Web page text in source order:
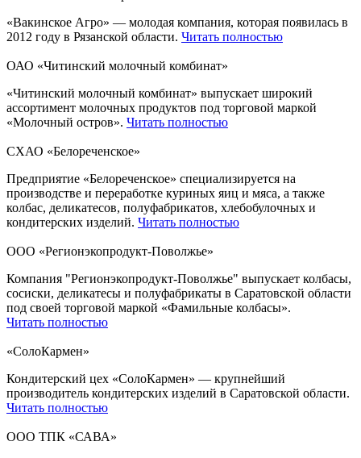
«Вакинское Агро» — молодая компания, которая появилась в
2012 году в Рязанской области. Читать полностью
ОАО «Читинский молочный комбинат»
«Читинский молочный комбинат» выпускает широкий
ассортимент молочных продуктов под торговой маркой
«Молочный остров». Читать полностью
СХАО «Белореченское»
Предприятие «Белореченское» специализируется на
производстве и переработке куриных яиц и мяса, а также
колбас, деликатесов, полуфабрикатов, хлебобулочных и
кондитерских изделий. Читать полностью
ООО «Регионэкопродукт-Поволжье»
Компания "Регионэкопродукт-Поволжье" выпускает колбасы,
сосиски, деликатесы и полуфабрикаты в Саратовской области
под своей торговой маркой «Фамильные колбасы».
Читать полностью
«СолоКармен»
Кондитерский цех «СолоКармен» — крупнейший
производитель кондитерских изделий в Саратовской области.
Читать полностью
ООО ТПК «САВА»